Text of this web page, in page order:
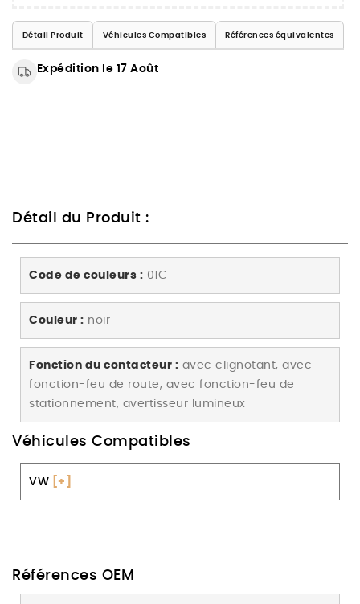
Détail Produit Véhicules Compatibles Références équivalentes
Expédition le 17 Août
Détail du Produit :
Code de couleurs : 01C
Couleur : noir
Fonction du contacteur : avec clignotant, avec
fonction-feu de route, avec fonction-feu de
stationnement, avertisseur lumineux
Véhicules Compatibles
VW [+]
Références OEM